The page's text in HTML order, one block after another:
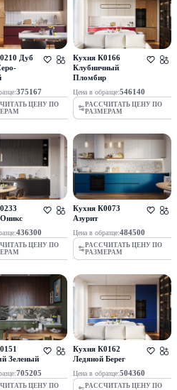
Дуб
375167
ЦЕНУ ПО
436300
ЦЕНУ ПО
Зеленый
705205
ЦЕНУ ПО
Кухня К0166
Клубничный
Пломбир
Цена в образце:546140
РАССЧИТАТЬ ЦЕНУ ПО
РАЗМЕРАМ
Кухня К0073
Азурит
Цена в образце:484500
РАССЧИТАТЬ ЦЕНУ ПО
РАЗМЕРАМ
Кухня К0162
Ледяной Берег
Цена в образце:504360
РАССЧИТАТЬ ЦЕНУ ПО